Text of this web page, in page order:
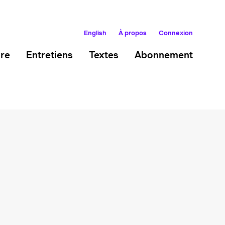
English À propos Connexion
Entretiens Textes Abonnement